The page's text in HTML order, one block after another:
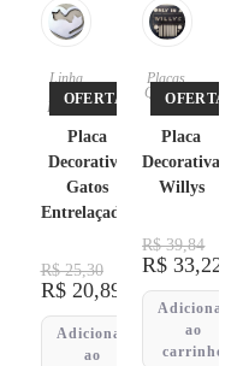
OFERTA!
Linha
Pet,
Placas
Placa
Decorativa
Gatos
Entrelaçados
R$25,30
R$20,89
Adicionar
ao
OFERTA!
Placas,
Quadro
s
Placa
Decorativa
Willys
R$39,84
R$ 33,22
Adicionar
ao
carrinho